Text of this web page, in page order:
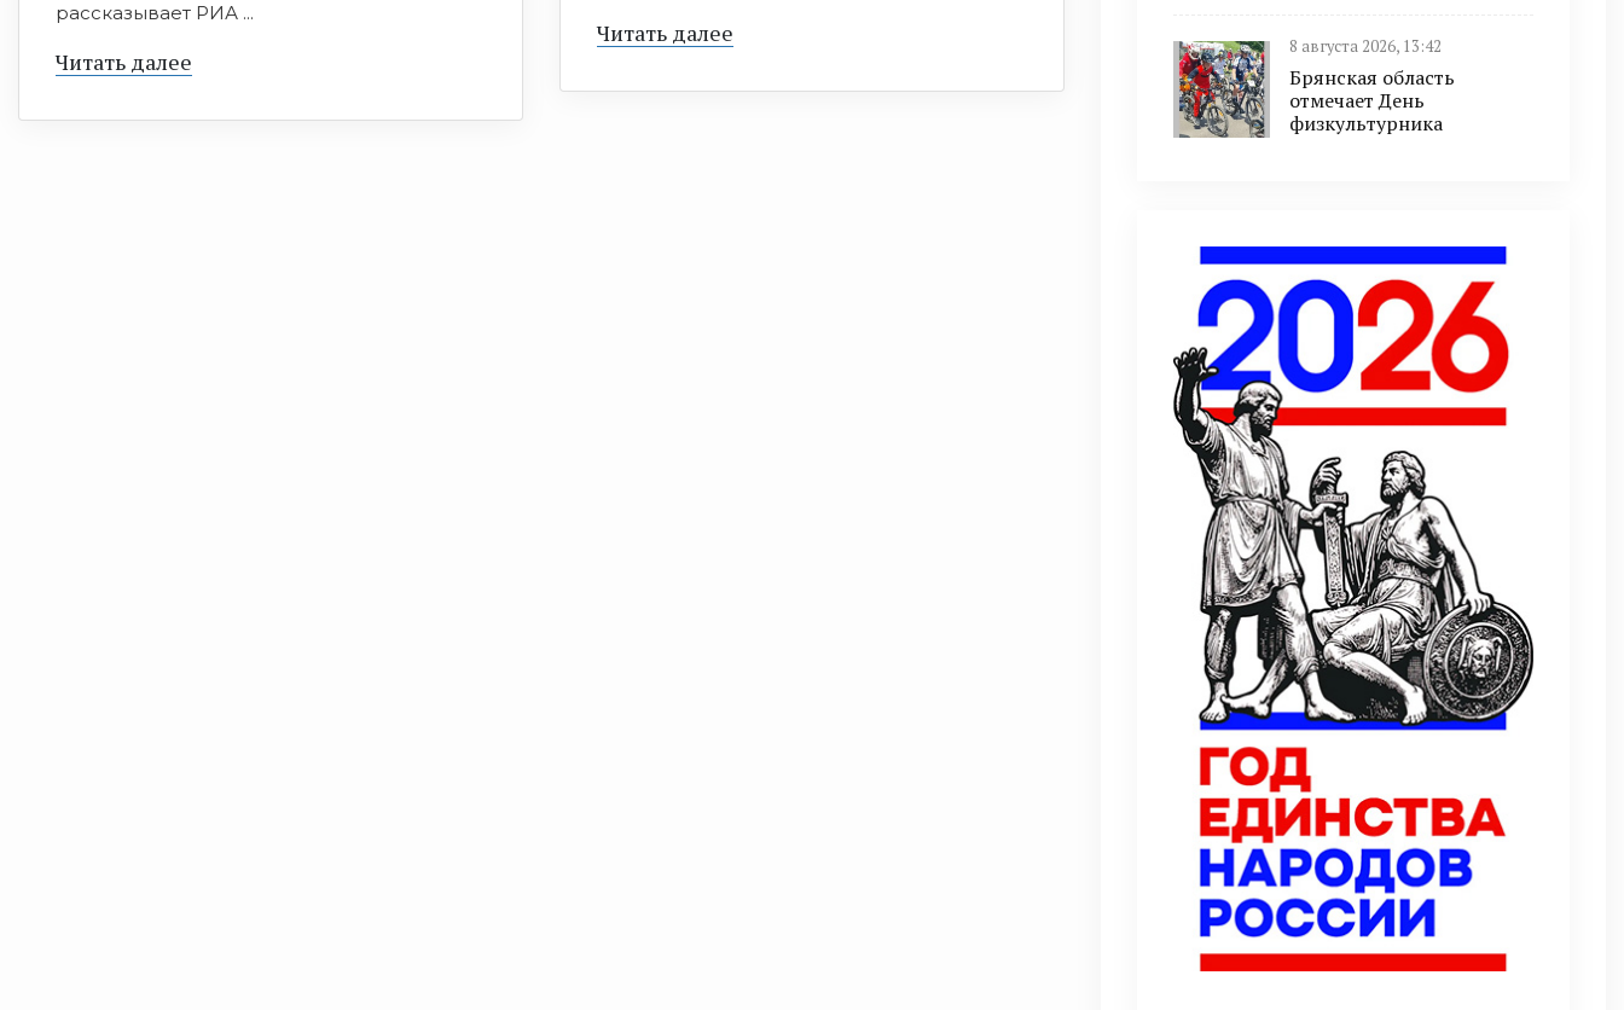
рассказывает РИА ...
Читать далее
Читать далее 8 августа 2026, 13:42
Брянская область
отмечает День
физкультурника